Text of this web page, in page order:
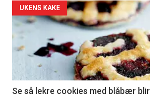
UKENS KAKE
Se så lekre cookies med blåbær blir